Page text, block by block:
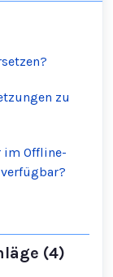
zu
im Offline-
(4)